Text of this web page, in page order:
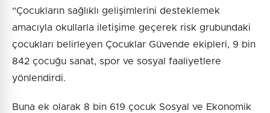
“Çocukların sağlıklı gelişimlerini desteklemek
amacıyla okullarla iletişime geçerek risk grubundaki
çocukları belirleyen Çocuklar Güvende ekipleri, 9 bin
842 çocuğu sanat, spor ve sosyal faaliyetlere
yönlendirdi.
Buna ek olarak 8 bin 619 çocuk Sosyal ve Ekonomik